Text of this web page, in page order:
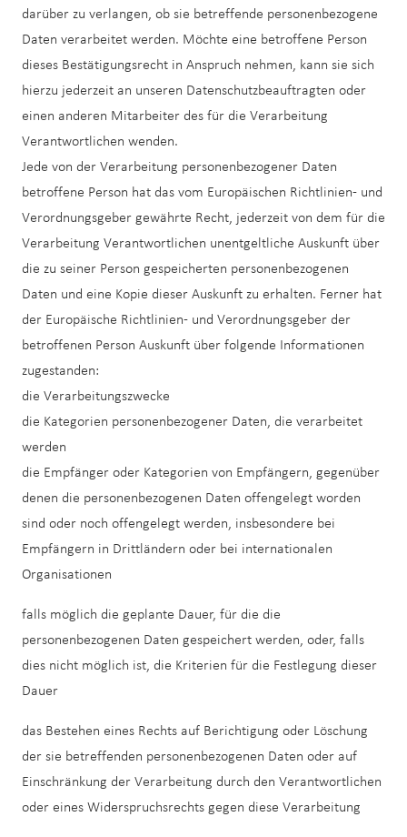
darüber zu verlangen, ob sie betreffende personenbezogene
Daten verarbeitet werden. Möchte eine betroffene Person
dieses Bestätigungsrecht in Anspruch nehmen, kann sie sich
hierzu jederzeit an unseren Datenschutzbeauftragten oder
einen anderen Mitarbeiter des für die Verarbeitung
Verantwortlichen wenden.
Jede von der Verarbeitung personenbezogener Daten
betroffene Person hat das vom Europäischen Richtlinien- und
Verordnungsgeber gewährte Recht, jederzeit von dem für die
Verarbeitung Verantwortlichen unentgeltliche Auskunft über
die zu seiner Person gespeicherten personenbezogenen
Daten und eine Kopie dieser Auskunft zu erhalten. Ferner hat
der Europäische Richtlinien- und Verordnungsgeber der
betroffenen Person Auskunft über folgende Informationen
zugestanden:
die Verarbeitungszwecke
die Kategorien personenbezogener Daten, die verarbeitet
werden
die Empfänger oder Kategorien von Empfängern, gegenüber
denen die personenbezogenen Daten offengelegt worden
sind oder noch offengelegt werden, insbesondere bei
Empfängern in Drittländern oder bei internationalen
Organisationen
falls möglich die geplante Dauer, für die die
personenbezogenen Daten gespeichert werden, oder, falls
dies nicht möglich ist, die Kriterien für die Festlegung dieser
Dauer
das Bestehen eines Rechts auf Berichtigung oder Löschung
der sie betreffenden personenbezogenen Daten oder auf
Einschränkung der Verarbeitung durch den Verantwortlichen
oder eines Widerspruchsrechts gegen diese Verarbeitung